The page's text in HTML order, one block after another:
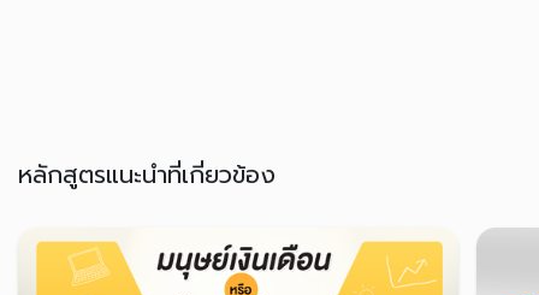
หลักสูตรแนะนำที่เกี่ยวข้อง